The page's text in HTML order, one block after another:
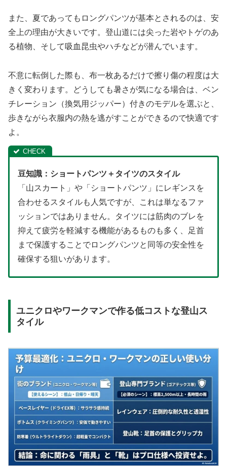
また、夏であってもロングパンツが基本とされるのは、安
全上の理由が大きいです。登山道には尖った岩やトゲのあ
る植物、そして吸血昆虫やハチなどが潜んでいます。
不意に転倒した際も、布一枚あるだけで擦り傷の程度は大
きく変わります。どうしても暑さが気になる場合は、ベン
チレーション（換気用ジッパー）付きのモデルを選ぶと、
歩きながら衣服内の熱を逃がすことができるので快適です
よ。
豆知識：ショートパンツ＋タイツのスタイル
「山スカート」や「ショートパンツ」にレギンスを
合わせるスタイルも人気ですが、これは単なるファ
ッションではありません。タイツには筋肉のブレを
抑えて疲労を軽減する機能があるものも多く、足首
まで保護することでロングパンツと同等の安全性を
確保する狙いがあります。
ユニクロやワークマンで作る低コストな登山ス
タイル